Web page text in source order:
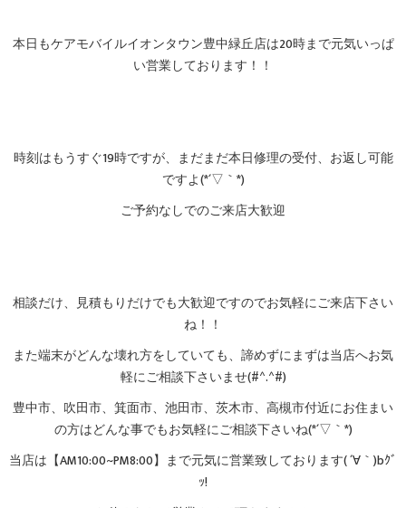
本日もケアモバイルイオンタウン豊中緑丘店は20時まで元気いっぱ
い営業しております！！
時刻はもうすぐ19時ですが、まだまだ本日修理の受付、お返し可能
ですよ(*´▽｀*)
ご予約なしでのご来店大歓迎
相談だけ、見積もりだけでも大歓迎ですのでお気軽にご来店下さい
ね！！
また端末がどんな壊れ方をしていても、諦めずにまずは当店へお気
軽にご相談下さいませ(#^.^#)
豊中市、吹田市、箕面市、池田市、茨木市、高槻市付近にお住まい
の方はどんな事でもお気軽にご相談下さいね(*´▽｀*)
当店は【AM10:00~PM8:00】まで元気に営業致しております( ´∀｀)bｸﾞ
ｯ!